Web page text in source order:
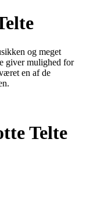
og meget
giver mulighed for
en af de
Telte